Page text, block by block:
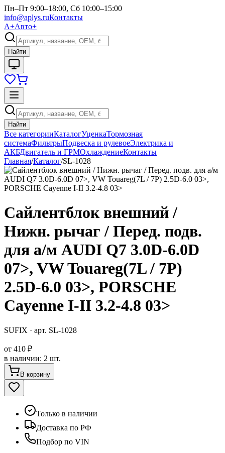
Пн–Пт 9:00–18:00, Сб 10:00–15:00
info@aplys.ruКонтакты
А+Авто+
Найти
Найти
Все категорииКаталогУценкаТормозная
системаФильтрыПодвеска и рулевоеЭлектрика и
АКБДвигатель и ГРМОхлаждениеКонтакты
Главная/Каталог/SL-1028
Сайлентблок внешний /
Нижн. рычаг / Перед. подв.
для а/м AUDI Q7 3.0D-6.0D
07>, VW Touareg(7L / 7P)
2.5D-6.0 03>, PORSCHE
Cayenne I-II 3.2-4.8 03>
SUFIX · арт. SL-1028
от 410 ₽
в наличии: 2 шт.
В корзину
Только в наличии
Доставка по РФ
Подбор по VIN